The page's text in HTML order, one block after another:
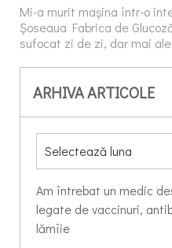
Mi-a murit mașina într-o
Șoseaua Fabrica de
sufocat zi de zi, dar mai
ARHIVA ARTICOLE
Am întrebat un medic
legate de vaccinuri,
lămîie